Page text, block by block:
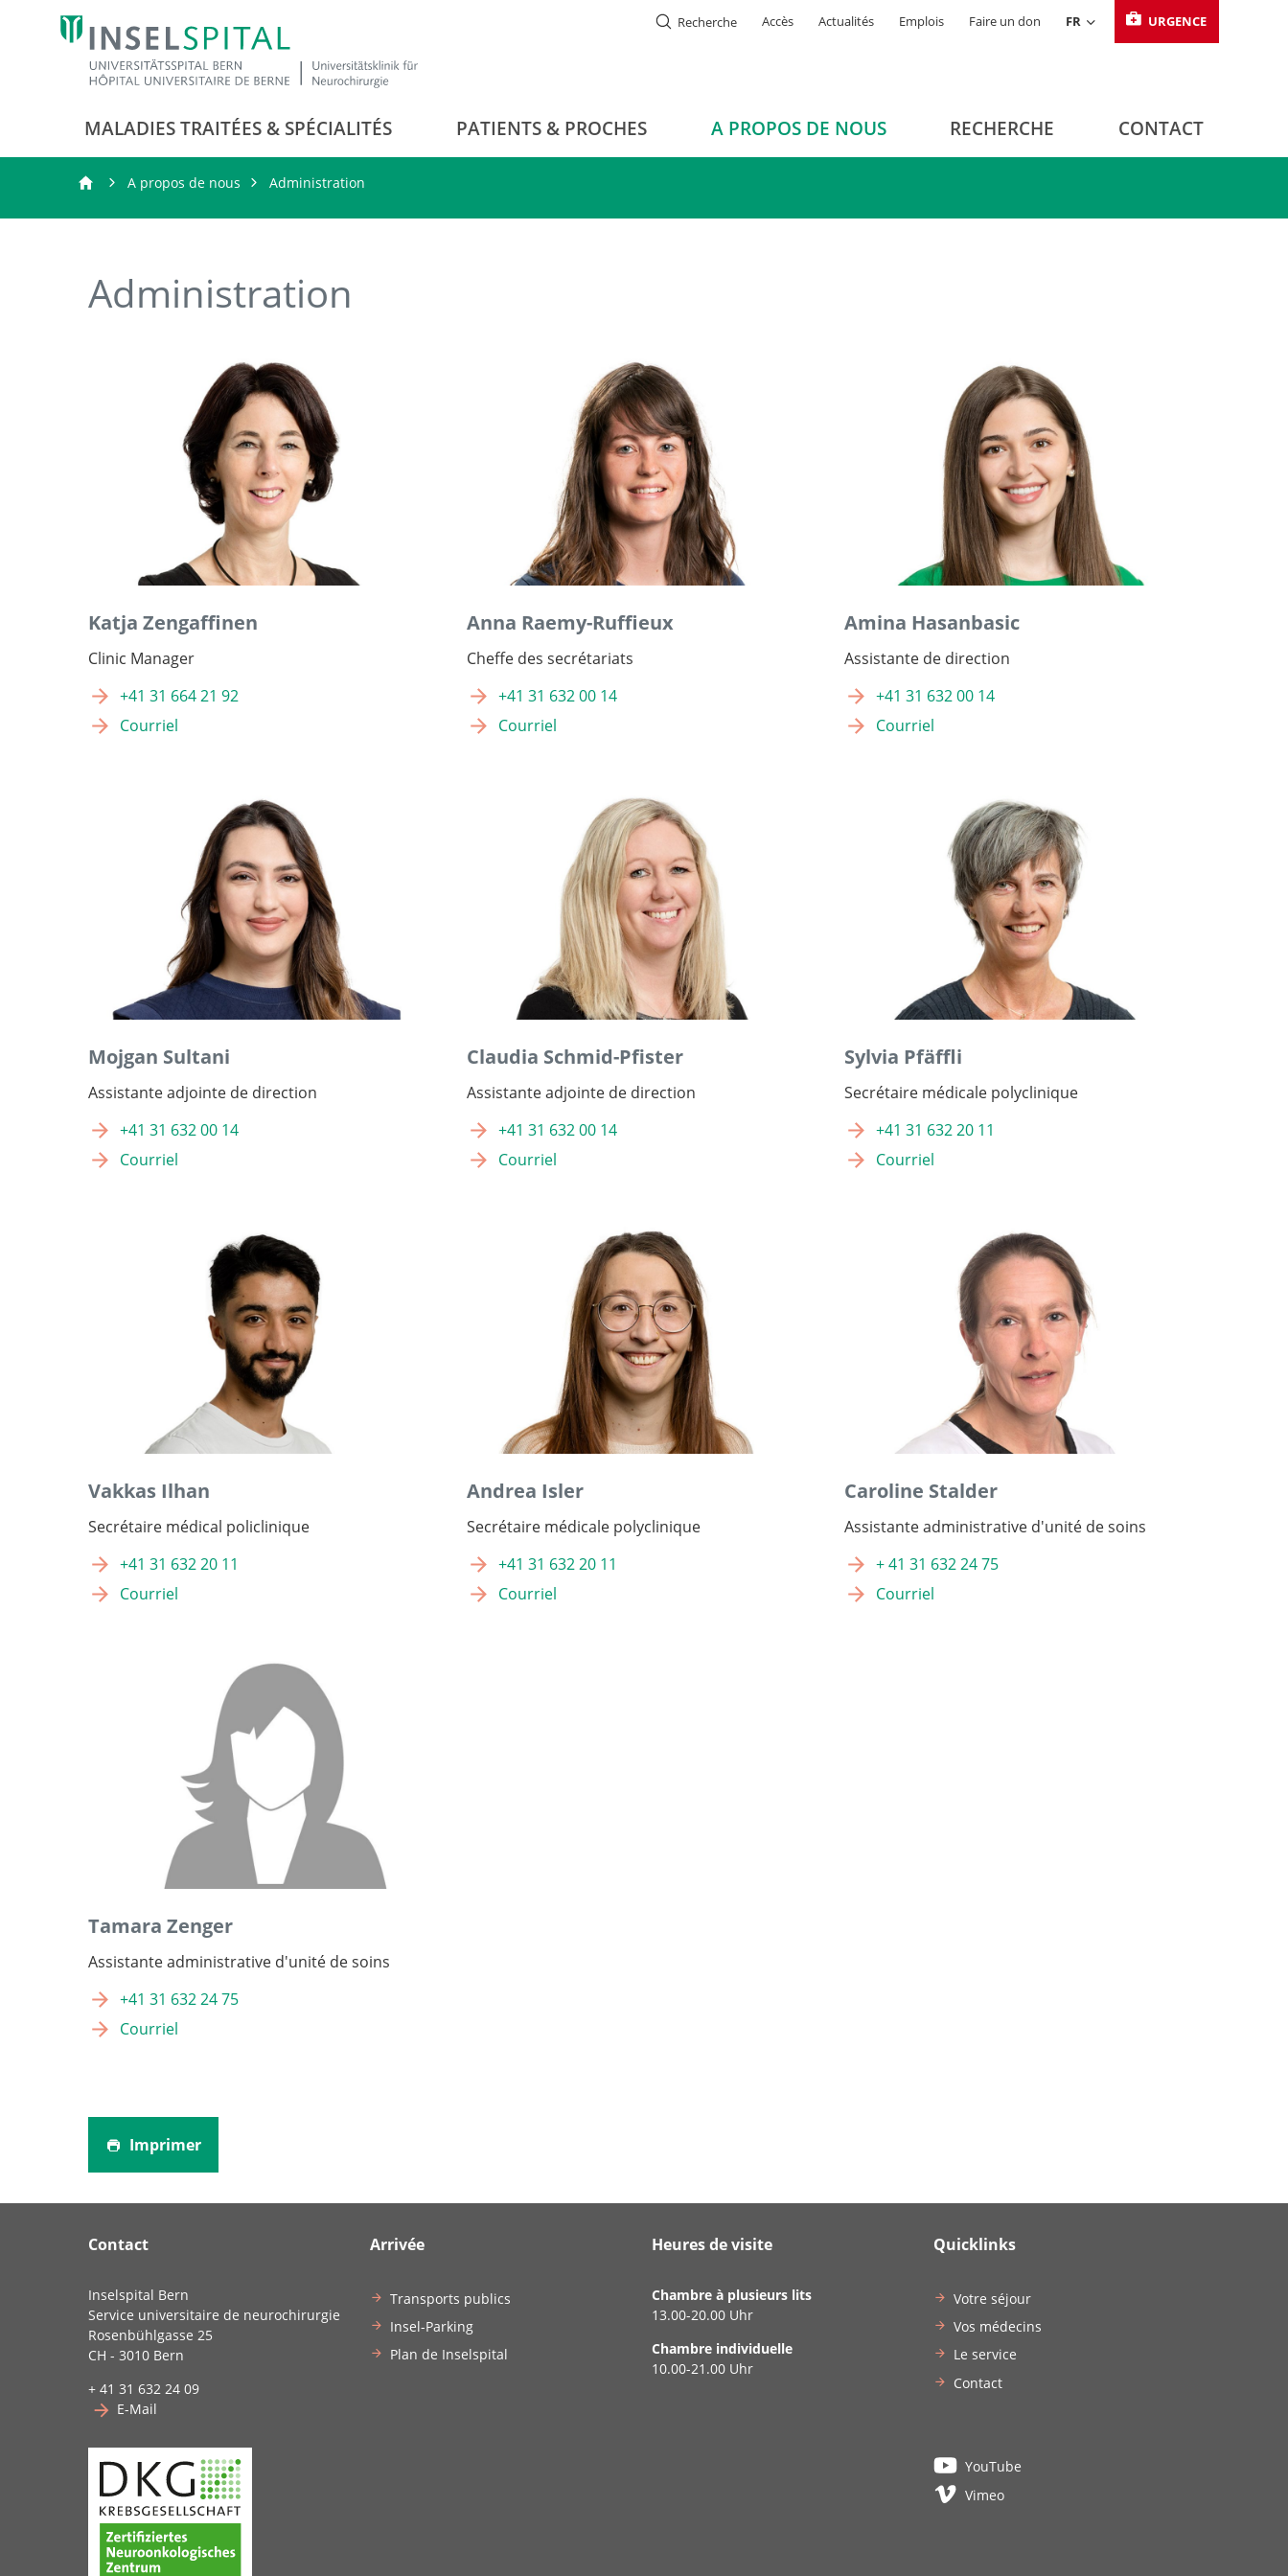
Recherche URGENCE
Accès Actualités Emplois Faire un don FR
MALADIES TRAITÉES & SPÉCIALITÉS PATIENTS & PROCHES A PROPOS DE NOUS RECHERCHE CONTACT
A propos de nous Administration
Administration
Katja Zengaffinen
Clinic Manager
+41 31 664 21 92
Courriel
Anna Raemy-Ruffieux
Cheffe des secrétariats
+41 31 632 00 14
Courriel
Amina Hasanbasic
Assistante de direction
+41 31 632 00 14
Courriel
Mojgan Sultani
Assistante adjointe de direction
+41 31 632 00 14
Courriel
Claudia Schmid-Pfister
Assistante adjointe de direction
+41 31 632 00 14
Courriel
Sylvia Pfäffli
Secrétaire médicale polyclinique
+41 31 632 20 11
Courriel
Vakkas Ilhan
Secrétaire médical policlinique
+41 31 632 20 11
Courriel
Andrea Isler
Secrétaire médicale polyclinique
+41 31 632 20 11
Courriel
Caroline Stalder
Assistante administrative d'unité de soins
+ 41 31 632 24 75
Courriel
Tamara Zenger
Assistante administrative d'unité de soins
+41 31 632 24 75
Courriel
Imprimer
Contact
Inselspital Bern
Service universitaire de neurochirurgie
Rosenbühlgasse 25
CH - 3010 Bern
+ 41 31 632 24 09
E-Mail
Arrivée
Transports publics
Insel-Parking
Plan de Inselspital
Heures de visite
Chambre à plusieurs lits
13.00-20.00 Uhr
Chambre individuelle
10.00-21.00 Uhr
Quicklinks
Votre séjour
Vos médecins
Le service
Contact
YouTube
Vimeo